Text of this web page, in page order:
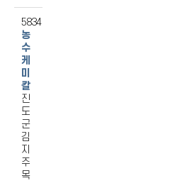
5834
농
수
케
미
칼
진
도
군
김
지
주
목